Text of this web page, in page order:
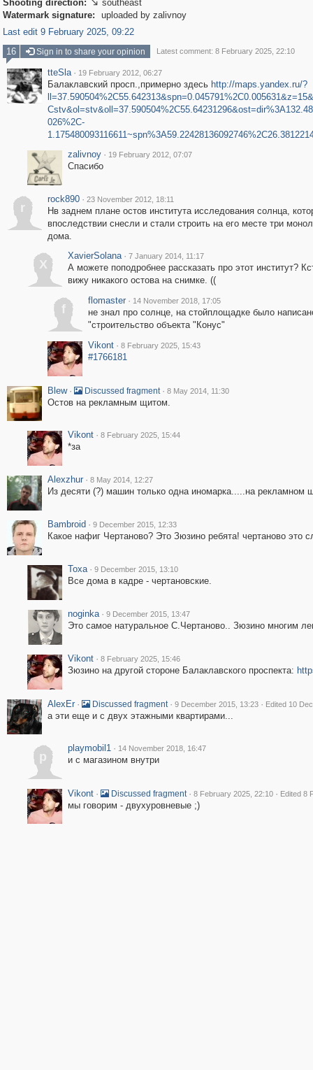
Shooting direction:  southeast
Watermark signature:
uploaded by zalivnoy
Last edit 9 February 2025, 09:22
16
Sign in to share your opinion Latest comment: 8 February 2025, 22:10
tteSla · 19 February 2012, 06:27
Балаклавский просп.,примерно здесь http://maps.yandex.ru/?
026%2C-
zalivnoy · 19 February 2012, 07:07
Спасибо
r
rock890 · 23 November 2012, 18:11
Нв заднем плане остов института исследования солнца,
впоследствии снесли и стали строить на его месте три
дома.
X
XavierSolana · 7 January 2014, 11:17
А можете поподробнее рассказать про этот институт?
вижу никакого остова на снимке. ((
f
flomaster · 14 November 2018, 17:05
не знал про солнце, на стойплощадке было
"строительство объекта "Конус"
Vikont · 8 February 2025, 15:43
#1766181
Blew · Discussed fragment · 8 May 2014, 11:30
Остов на рекламным щитом.
Vikont · 8 February 2025, 15:44
*за
Alexzhur · 8 May 2014, 12:27
Из десяти (?) машин только одна иномарка.....на рекламном
Bambroid · 9 December 2015, 12:33
Какое нафиг Чертаново? Это Зюзино ребята! чертаново это
Toxa · 9 December 2015, 13:10
Все дома в кадре - чертановские.
noginka · 9 December 2015, 13:47
Это самое натуральное С.Чертаново.. Зюзино многим
Vikont · 8 February 2025, 15:46
Зюзино на другой стороне Балаклавского проспекта:
AlexEr · Discussed fragment · 9 December 2015, 13:23 · Edited 10
а эти еще и с двух этажными квартирами...
p
playmobil1 · 14 November 2018, 16:47
и с магазином внутри
Vikont · Discussed fragment · 8 February 2025, 22:10 · Edited 8
мы говорим - двухуровневые ;)